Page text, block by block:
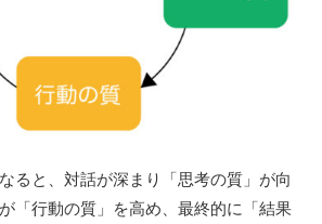
ると、対話が深まり「思考の質」が向
「行動の質」を高め、最終的に「結果